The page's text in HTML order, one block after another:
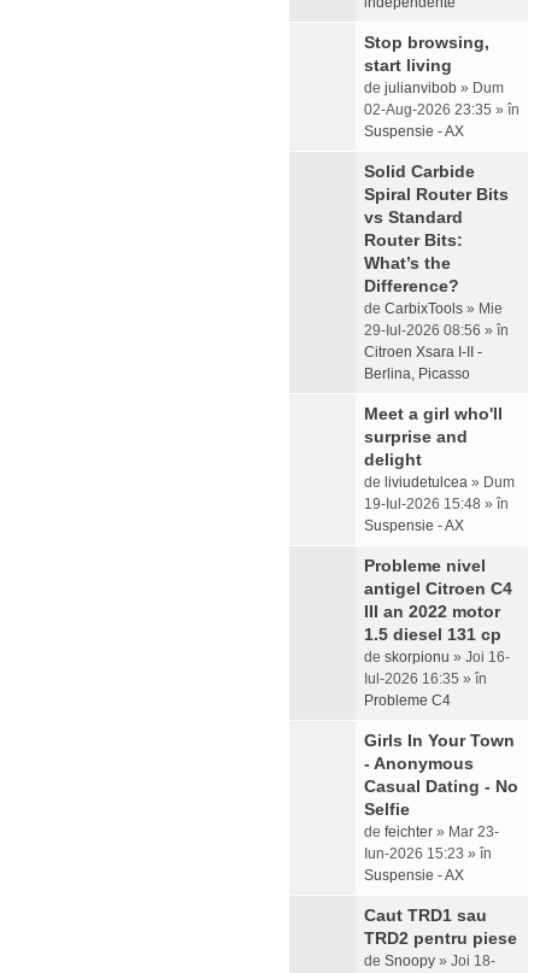
Stop browsing,
start living
de julianvibob » Dum
02-Aug-2026 23:35 » în
Suspensie - AX
Solid Carbide
Spiral Router Bits
vs Standard
Router Bits:
What’s the
Difference?
de CarbixTools » Mie
29-Iul-2026 08:56 » în
Citroen Xsara I-II -
Berlina, Picasso
Meet a girl who'll
surprise and
delight
de liviudetulcea » Dum
19-Iul-2026 15:48 » în
Suspensie - AX
Probleme nivel
antigel Citroen C4
III an 2022 motor
1.5 diesel 131 cp
de skorpionu » Joi 16-
Iul-2026 16:35 » în
Probleme C4
Girls In Your Town
- Anonymous
Casual Dating - No
Selfie
de feichter » Mar 23-
Iun-2026 15:23 » în
Suspensie - AX
Caut TRD1 sau
TRD2 pentru piese
de Snoopy » Joi 18-